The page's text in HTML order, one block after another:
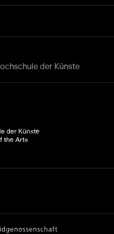
der Künste